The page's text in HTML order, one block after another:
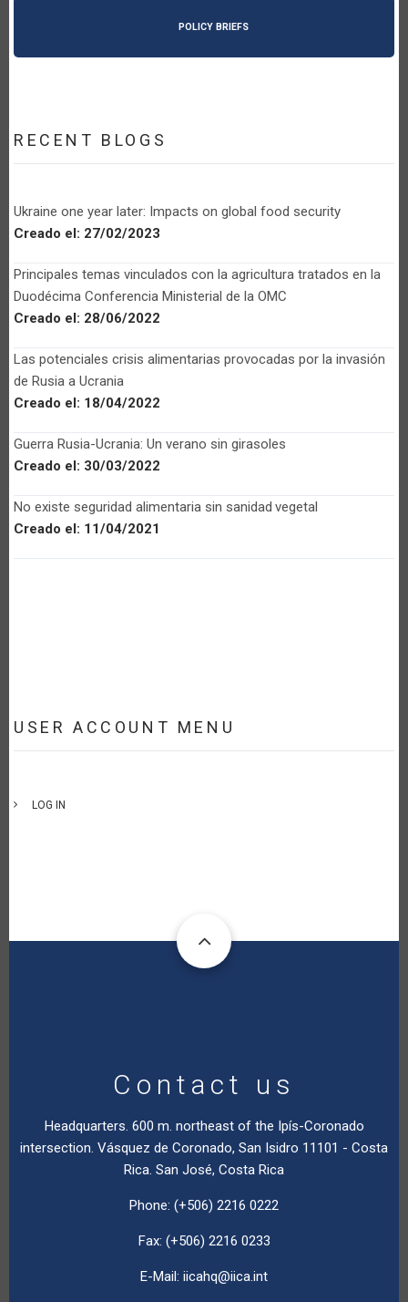
POLICY BRIEFS
RECENT BLOGS
Ukraine one year later: Impacts on global food security
Creado el: 27/02/2023
Principales temas vinculados con la agricultura tratados en la
Duodécima Conferencia Ministerial de la OMC
Creado el: 28/06/2022
Las potenciales crisis alimentarias provocadas por la invasión
de Rusia a Ucrania
Creado el: 18/04/2022
Guerra Rusia-Ucrania: Un verano sin girasoles
Creado el: 30/03/2022
No existe seguridad alimentaria sin sanidad vegetal
Creado el: 11/04/2021
USER ACCOUNT MENU
LOG IN
Contact us
Headquarters. 600 m. northeast of the Ipís-Coronado
intersection. Vásquez de Coronado, San Isidro 11101 - Costa
Rica. San José, Costa Rica
Phone: (+506) 2216 0222
Fax: (+506) 2216 0233
E-Mail: iicahq@iica.int